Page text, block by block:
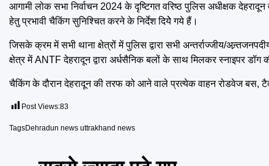
आगामी लोक सभा निर्वाचन 2024 के दृष्टिगत वरिष्ठ पुलिस अधीक्षक
हेतु प्रभावी चैकिंग सुनिश्चित करने के निर्देश दियेे गये हैं।
जिसके क्रम में सभी थाना क्षेत्रों में पुलिस द्वारा सभी अन्तर्राज्जीय/
क्षेत्र में ANTF देहरादून द्वारा अर्धसैनिक बलों के साथ मिलकर स्नाइपर
चैकिंग के दौरान देहरादून की तरफ को आने वाले प्रत्येक वाहन रोडवेज बस,
Post Views:83
TagsDehradun news uttrakhand news